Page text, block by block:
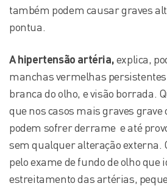
também podem causar graves
pontua.
A hipertensão artéria,explica,
manchas vermelhas
branca do olho, e visão borrada.
que nos casos mais graves grave
podem sofrer derrame e até
sem qualquer alteração externa.
pelo exame de fundo de olho que
estreitamento das artérias,